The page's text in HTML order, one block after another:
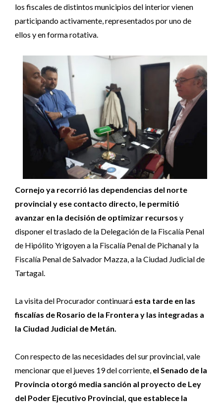
los fiscales de distintos municipios del interior vienen
participando activamente, representados por uno de
ellos y en forma rotativa.
Cornejo ya recorrió las dependencias del norte
provincial y ese contacto directo, le permitió
avanzar en la decisión de optimizar recursos y
disponer el traslado de la Delegación de la Fiscalía Penal
de Hipólito Yrigoyen a la Fiscalía Penal de Pichanal y la
Fiscalía Penal de Salvador Mazza, a la Ciudad Judicial de
Tartagal.
La visita del Procurador continuará esta tarde en las
fiscalías de Rosario de la Frontera y las integradas a
la Ciudad Judicial de Metán.
Con respecto de las necesidades del sur provincial, vale
mencionar que el jueves 19 del corriente, el Senado de la
Provincia otorgó media sanción al proyecto de Ley
del Poder Ejecutivo Provincial, que establece la